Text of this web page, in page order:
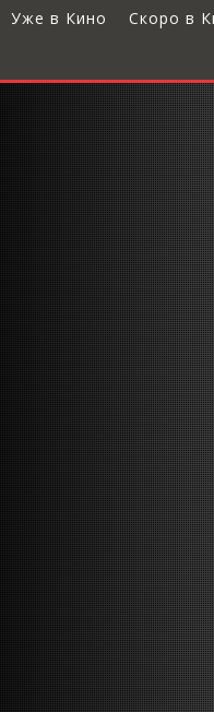
Уже в Кино Скоро в